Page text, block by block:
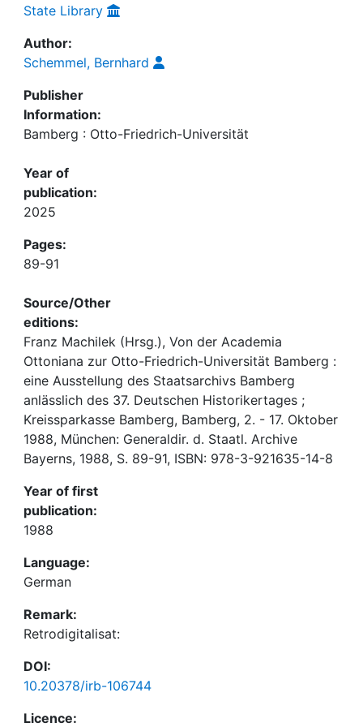
State Library
Author:
Schemmel, Bernhard
Publisher
Information:
Bamberg : Otto-Friedrich-Universität
Year of
publication:
2025
Pages:
89-91
Source/Other
editions:
Franz Machilek (Hrsg.), Von der Academia
Ottoniana zur Otto-Friedrich-Universität Bamberg :
eine Ausstellung des Staatsarchivs Bamberg
anlässlich des 37. Deutschen Historikertages ;
Kreissparkasse Bamberg, Bamberg, 2. - 17. Oktober
1988, München: Generaldir. d. Staatl. Archive
Bayerns, 1988, S. 89-91, ISBN: 978-3-921635-14-8
Year of first
publication:
1988
Language:
German
Remark:
Retrodigitalisat:
DOI:
10.20378/irb-106744
Licence: